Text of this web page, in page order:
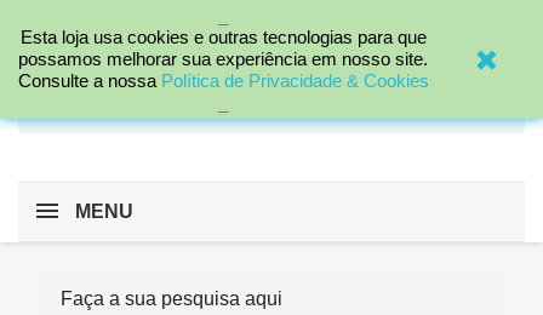

MENU
Faça a sua pesquisa aqui
Esta loja usa cookies e outras tecnologias para que
possamos melhorar sua experiência em nosso site.
Consulte a nossa Política de Privacidade & Cookies